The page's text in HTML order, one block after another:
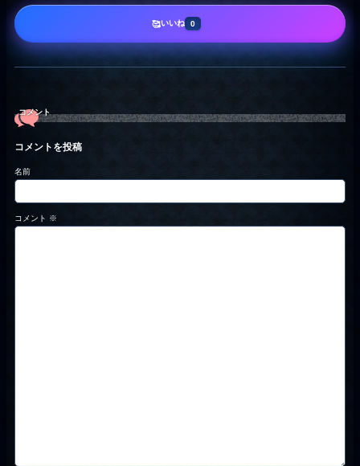
🥰いいね 0
コメント
コメントを投稿
名前
コメント ※